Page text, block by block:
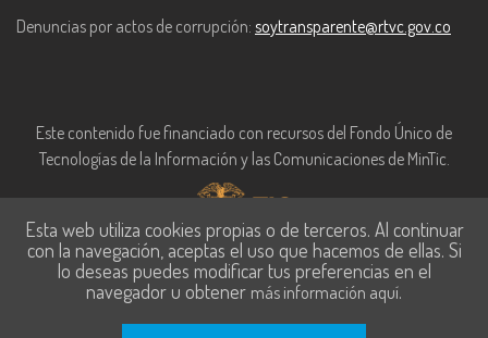
Denuncias por actos de corrupción: soytransparente@rtvc.gov.co
Este contenido fue financiado con recursos del Fondo Único de
Tecnologías de la Información y las Comunicaciones de MinTic.
Esta web utiliza cookies propias o de terceros. Al continuar
con la navegación, aceptas el uso que hacemos de ellas. Si
lo deseas puedes modificar tus preferencias en el
navegador u obtener más información aquí.